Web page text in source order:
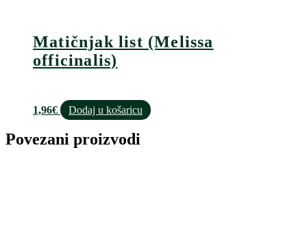
Matičnjak list (Melissa
officinalis)
1,96€ Dodaj u košaricu
Povezani proizvodi